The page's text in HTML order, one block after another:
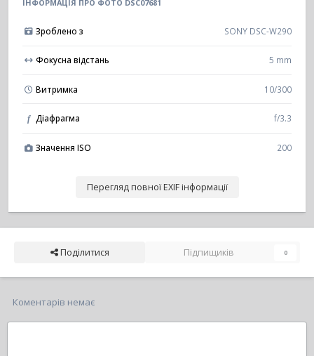
ІНФОРМАЦІЯ ПРО ФОТО DSC07681
Зроблено з SONY DSC-W290
Фокусна відстань 5 mm
Витримка 10/300
f Діафрагма f/3.3
Значення ISO 200
Перегляд повної EXIF інформації
Поділитися Підпищиків 0
Коментарів немає